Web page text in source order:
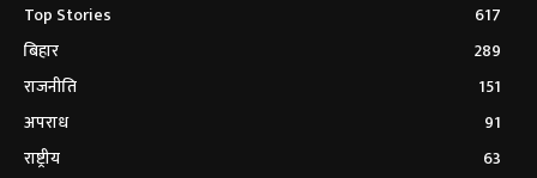
Top Stories
617
बिहार
289
राजनीति
151
अपराध
91
राष्ट्रीय
63